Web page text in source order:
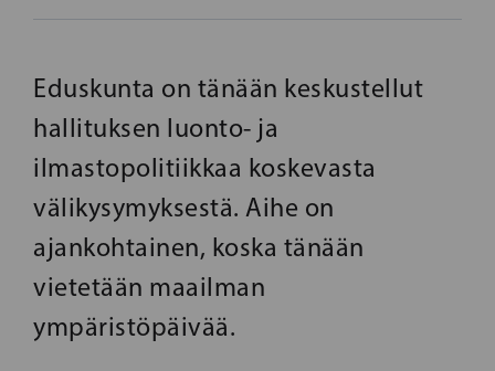
Eduskunta on tänään keskustellut
hallituksen luonto- ja
ilmastopolitiikkaa koskevasta
välikysymyksestä. Aihe on
ajankohtainen, koska tänään
vietetään maailman
ympäristöpäivää.